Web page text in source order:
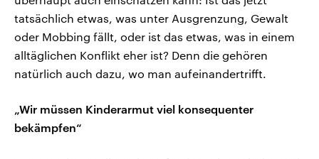
tatsächlich etwas, was unter Ausgrenzung, Gewalt
oder Mobbing fällt, oder ist das etwas, was in einem
alltäglichen Konflikt eher ist? Denn die gehören
natürlich auch dazu, wo man aufeinandertrifft.
„Wir müssen Kinderarmut viel konsequenter
bekämpfen“